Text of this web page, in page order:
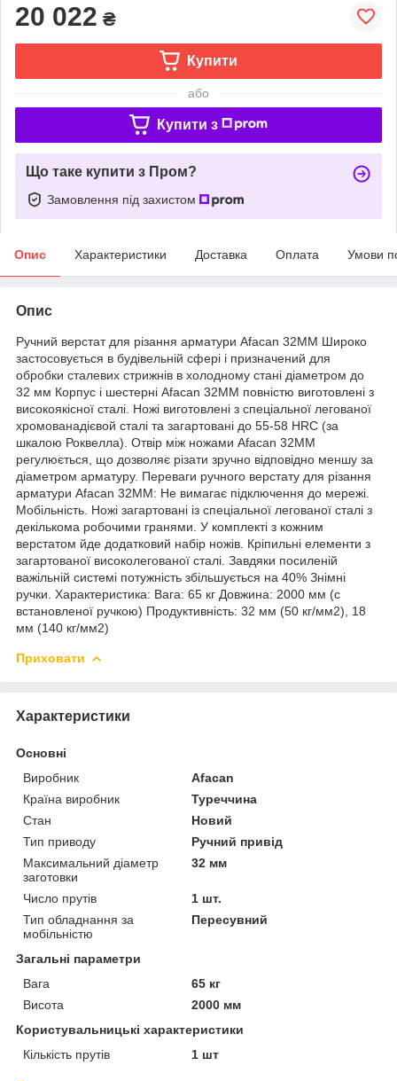
20 022 ₴
Купити
або
Купити з
Що таке купити з Пром?
Замовлення під захистом
Опис Характеристики Доставка Оплата Умови
Опис
Ручний верстат для різання арматури Afacan 32MM Широко
застосовується в будівельній сфері і призначений для
обробки сталевих стрижнів в холодному стані діаметром до
32 мм Корпус і шестерні Afacan 32MM повністю виготовлені з
високоякісної сталі. Ножі виготовлені з спеціальної легованої
хромованадієвой сталі та загартовані до 55-58 HRC (за
шкалою Роквелла). Отвір між ножами Afacan 32MM
регулюється, що дозволяє різати зручно відповідно меншу за
діаметром арматуру. Переваги ручного верстату для різання
арматури Afacan 32MM: Не вимагає підключення до мережі.
Мобільність. Ножі загартовані із спеціальної легованої сталі з
декількома робочими гранями. У комплекті з кожним
верстатом йде додатковий набір ножів. Кріпильні елементи з
загартованої високолегованої сталі. Завдяки посиленій
важільній системі потужність збільшується на 40% Знімні
ручки. Характеристика: Вага: 65 кг Довжина: 2000 мм (c
встановленої ручкою) Продуктивність: 32 мм (50 кг/мм2), 18
мм (140 кг/мм2)
Приховати
Характеристики
Основні
Виробник
Afacan
Країна виробник
Туреччина
Стан
Новий
Тип приводу
Ручний привід
Максимальний діаметр
заготовки
32 мм
Число прутів
1 шт.
Тип обладнання за
мобільністю
Пересувний
Загальні параметри
Вага
65 кг
Висота
2000 мм
Користувальницькі характеристики
Кількість прутів
1 шт